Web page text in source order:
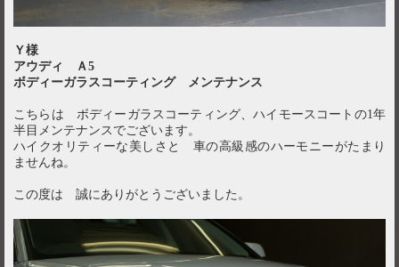
Ｙ様
アウディ Ａ5
ボディーガラスコーティング メンテナンス
こちらは ボディーガラスコーティング、ハイモースコートの1年
半目メンテナンスでございます。
ハイクオリティーな美しさと 車の高級感のハーモニーがたまり
ませんね。
この度は 誠にありがとうございました。